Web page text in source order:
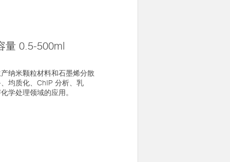
量 0.5-500ml
纳米颗粒材料和石墨烯分散
均质化、ChIP 分析、乳
学处理领域的应用。